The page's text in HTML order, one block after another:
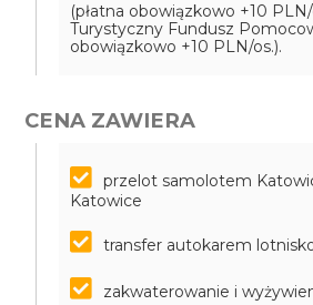
(płatna obowiązkowo +10 PLN/
Turystyczny Fundusz
obowiązkowo +10 PLN/os.).
CENA ZAWIERA
przelot samolotem
Katowice
transfer autokarem
zakwaterowanie i